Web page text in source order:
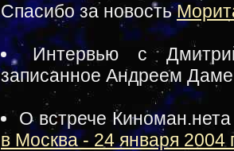
Спасибо за новость
Интервью с
записанное Андреем
О встрече
в Москва - 24 января 2004